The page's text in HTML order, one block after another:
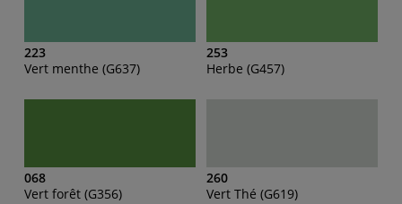
223
Vert menthe (G637)
253
Herbe (G457)
068
Vert forêt (G356)
260
Vert Thé (G619)